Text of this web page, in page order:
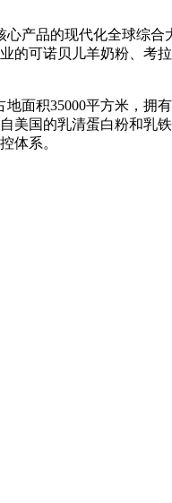
产品的现代化全球综
的可诺贝儿羊奶粉、
积35000平方米，拥
美国的乳清蛋白粉和乳
体系。